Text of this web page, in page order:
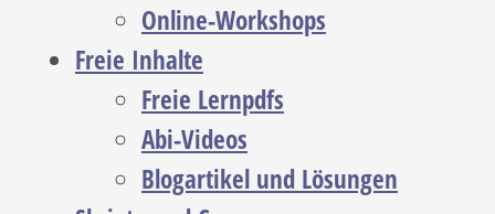
Online-Workshops
Freie Inhalte
Freie Lernpdfs
Abi-Videos
Blogartikel und Lösungen